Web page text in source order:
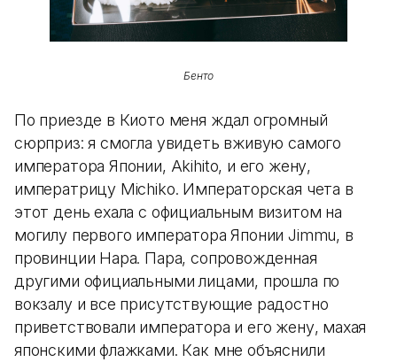
Бенто
По приезде в Киото меня ждал огромный
сюрприз: я смогла увидеть вживую самого
императора Японии, Akihito, и его жену,
императрицу Michiko. Императорская чета в
этот день ехала с официальным визитом на
могилу первого императора Японии Jimmu, в
провинции Нара. Пара, сопровожденная
другими официальными лицами, прошла по
вокзалу и все присутствующие радостно
приветствовали императора и его жену, махая
японскими флажками. Как мне объяснили